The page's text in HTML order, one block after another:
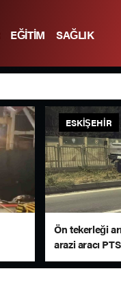
EĞİTİM
SAĞLIK
ESKIŞEHIR
Ön tekerleği
arazi aracı